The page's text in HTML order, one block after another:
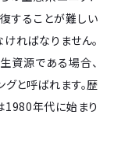
することが難しい
ればなりません。
資源である場合、
グと呼ばれます。歴
1980年代に始まり